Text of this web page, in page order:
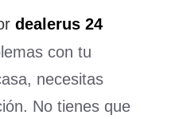
dealerus 24
con tu
necesitas
No tienes que